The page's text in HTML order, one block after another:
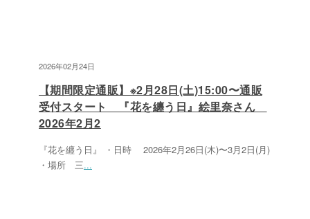
2026年02月24日
【期間限定通販】※2月28日(土)15:00〜通販
受付スタート 『花を纏う日』絵里奈さん
2026年2月2
『花を纏う日』 ・日時 2026年2月26日(木)〜3月2日(月)
・場所 三...